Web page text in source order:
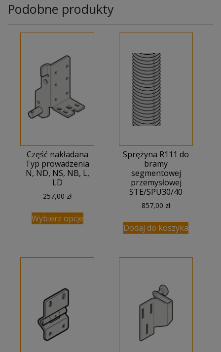
Podobne produkty
Część nakładana
Typ prowadzenia
N, ND, NS, NB, L,
LD
257,00 zł
Wybierz opcje
Sprężyna R111 do
bramy
segmentowej
przemysłowej
STE/SPU30/40
857,00 zł
Dodaj do koszyka